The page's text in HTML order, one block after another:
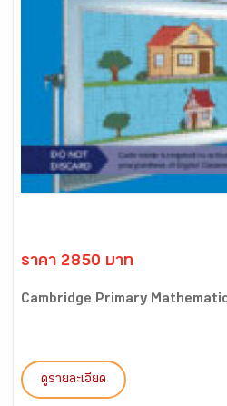
ราคา 2850 บาท
Cambridge Primary
ดูรายละเอียด